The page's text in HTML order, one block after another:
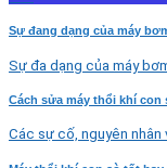
Sự đang dạng của máy
Sự đa dạng của máy
Cách sửa máy thổi khí con
Các sự cố, nguyên nhân